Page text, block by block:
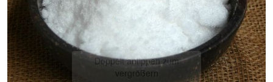
Doppelt antippen zum
vergrößern